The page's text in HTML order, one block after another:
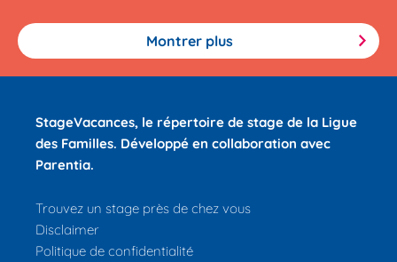
Montrer plus
StageVacances, le répertoire de stage de la Ligue
des Familles. Développé en collaboration avec
Parentia.
Trouvez un stage près de chez vous
Disclaimer
Politique de confidentialité